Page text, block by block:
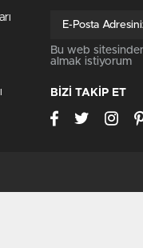
Bu web
almak istiyorum
BİZİ TAKİP ET